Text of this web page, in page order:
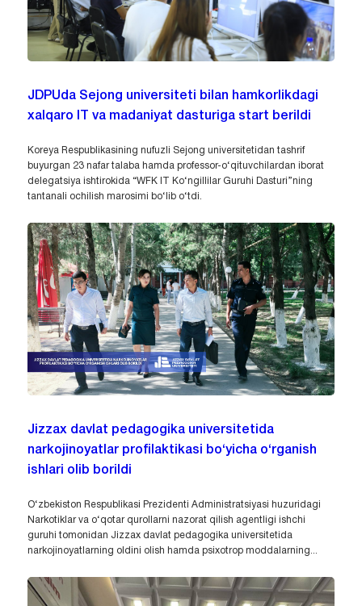
JDPUda Sejong universiteti bilan hamkorlikdagi
xalqaro IT va madaniyat dasturiga start berildi
Koreya Respublikasining nufuzli Sejong universitetidan tashrif
buyurgan 23 nafar talaba hamda professor-o‘qituvchilardan iborat
delegatsiya ishtirokida “WFK IT Ko‘ngillilar Guruhi Dasturi”ning
tantanali ochilish marosimi bo‘lib o‘tdi.
Jizzax davlat pedagogika universitetida
narkojinoyatlar profilaktikasi bo‘yicha o‘rganish
ishlari olib borildi
O‘zbekiston Respublikasi Prezidenti Administratsiyasi huzuridagi
Narkotiklar va o‘qotar qurollarni nazorat qilish agentligi ishchi
guruhi tomonidan Jizzax davlat pedagogika universitetida
narkojinoyatlarning oldini olish hamda psixotrop moddalarning...